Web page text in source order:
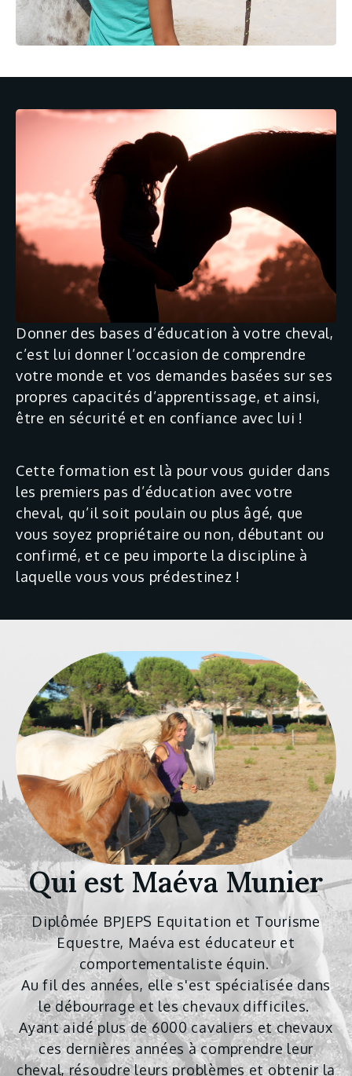
Donner des bases d’éducation à votre cheval,
c’est lui donner l’occasion de comprendre
votre monde et vos demandes basées sur ses
propres capacités d’apprentissage, et ainsi,
être en sécurité et en confiance avec lui !
Cette formation est là pour vous guider dans
les premiers pas d’éducation avec votre
cheval, qu’il soit poulain ou plus âgé, que
vous soyez propriétaire ou non, débutant ou
confirmé, et ce peu importe la discipline à
laquelle vous vous prédestinez !
Qui est Maéva Munier
Diplômée BPJEPS Equitation et Tourisme
Equestre, Maéva est éducateur et
comportementaliste équin.
Au fil des années, elle s'est spécialisée dans
le débourrage et les chevaux difficiles.
Ayant aidé plus de 6000 cavaliers et chevaux
ces dernières années à comprendre leur
cheval, résoudre leurs problèmes et obtenir la